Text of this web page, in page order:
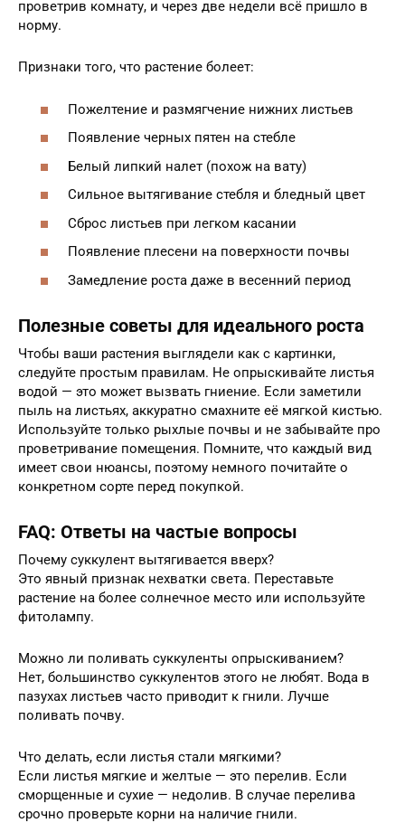
проветрив комнату, и через две недели всё пришло в
норму.
Признаки того, что растение болеет:
Пожелтение и размягчение нижних листьев
Появление черных пятен на стебле
Белый липкий налет (похож на вату)
Сильное вытягивание стебля и бледный цвет
Сброс листьев при легком касании
Появление плесени на поверхности почвы
Замедление роста даже в весенний период
Полезные советы для идеального роста
Чтобы ваши растения выглядели как с картинки,
следуйте простым правилам. Не опрыскивайте листья
водой — это может вызвать гниение. Если заметили
пыль на листьях, аккуратно смахните её мягкой кистью.
Используйте только рыхлые почвы и не забывайте про
проветривание помещения. Помните, что каждый вид
имеет свои нюансы, поэтому немного почитайте о
конкретном сорте перед покупкой.
FAQ: Ответы на частые вопросы
Почему суккулент вытягивается вверх?
Это явный признак нехватки света. Переставьте
растение на более солнечное место или используйте
фитолампу.
Можно ли поливать суккуленты опрыскиванием?
Нет, большинство суккулентов этого не любят. Вода в
пазухах листьев часто приводит к гнили. Лучше
поливать почву.
Что делать, если листья стали мягкими?
Если листья мягкие и желтые — это перелив. Если
сморщенные и сухие — недолив. В случае перелива
срочно проверьте корни на наличие гнили.